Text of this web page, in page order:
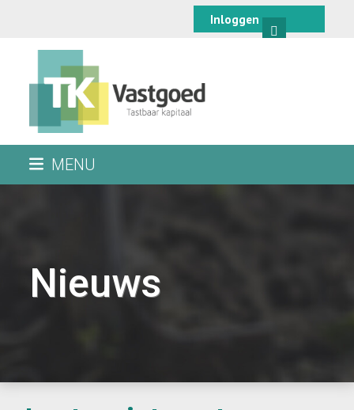
content
Inloggen
MENU
Nieuws